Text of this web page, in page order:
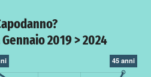
2019 > 2024